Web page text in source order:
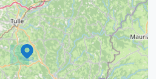
6
6
12
4
15